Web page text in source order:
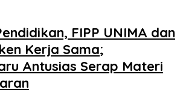
FIPP UNIMA dan
Kerja Sama;
Antusias Serap Materi